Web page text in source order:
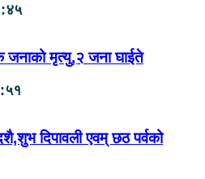
जनाको मृत्यु,२ जना घाईते
दिपावली एवम् छठ पर्वको